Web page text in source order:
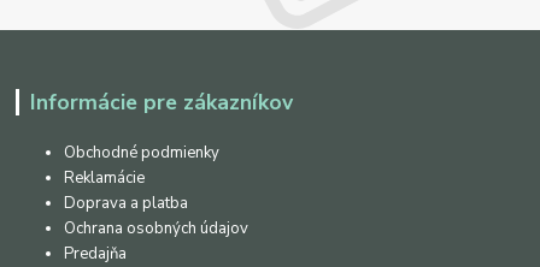
Informácie pre zákazníkov
Obchodné podmienky
Reklamácie
Doprava a platba
Ochrana osobných údajov
Predajňa